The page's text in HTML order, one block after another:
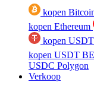
kopen
kopen Ethereum
kopen
kopen USDT
USDC Polygon
Verkoop